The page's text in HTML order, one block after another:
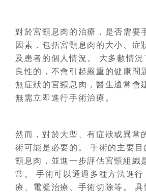
對於宮頸息肉的治療，是否需要
因素，包括宮頸息肉的大小、症
及患者的個人情況。 大多數情
良性的，不會引起嚴重的健康問
無症狀的宮頸息肉，醫生通常會
無需立即進行手術治療。
然而，對於大型、有症狀或異常
術可能是必要的。 手術的主要目
頸息肉，並進一步評估宮頸組織
常。 手術可以通過多種方法進行
療、電凝治療、手術切除等。